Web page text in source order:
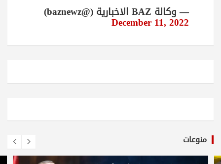
— وكالة BAZ الاخبارية (@baznewz)
December 11, 2022
منوعات